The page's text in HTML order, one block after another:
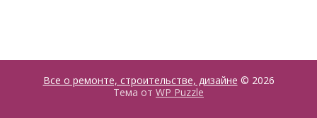
Все о ремонте, строительстве, дизайне © 2026
Тема от WP Puzzle